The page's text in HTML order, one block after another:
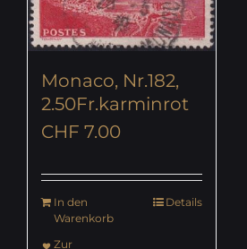
Monaco, Nr.182,
2.50Fr.karminrot
CHF 7.00
In den
Warenkorb
Details
Zur